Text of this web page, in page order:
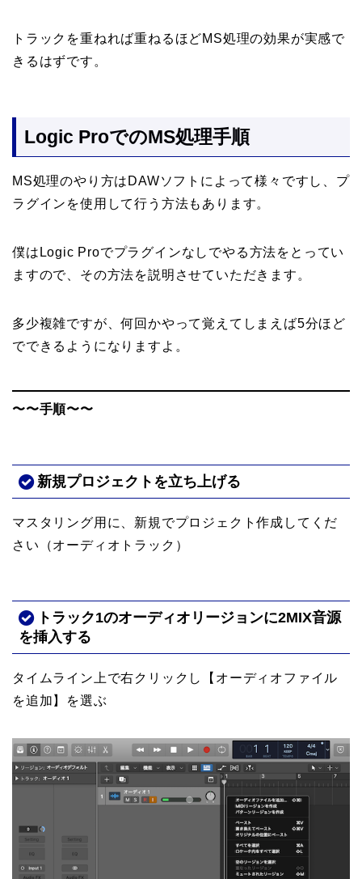
トラックを重ねれば重ねるほどMS処理の効果が実感で
きるはずです。
Logic ProでのMS処理手順
MS処理のやり方はDAWソフトによって様々ですし、プ
ラグインを使用して行う方法もあります。
僕はLogic Proでプラグインなしでやる方法をとってい
ますので、その方法を説明させていただきます。
多少複雑ですが、何回かやって覚えてしまえば5分ほど
でできるようになりますよ。
〜〜手順〜〜
新規プロジェクトを立ち上げる
マスタリング用に、新規でプロジェクト作成してくだ
さい（オーディオトラック）
トラック1のオーディオリージョンに2MIX音源
を挿入する
タイムライン上で右クリックし【オーディオファイル
を追加】を選ぶ